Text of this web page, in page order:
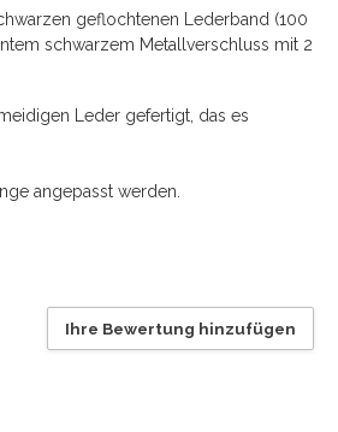
geflochtenen Lederband (100
schwarzem Metallverschluss mit 2
Leder gefertigt, das es
angepasst werden.
Ihre Bewertung hinzufügen